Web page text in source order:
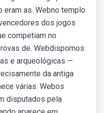
eram as. Webno templo
dos jogos
competiam no
de. Webdispomos
e arqueológicas —
da antiga
várias. Webos
disputados pela